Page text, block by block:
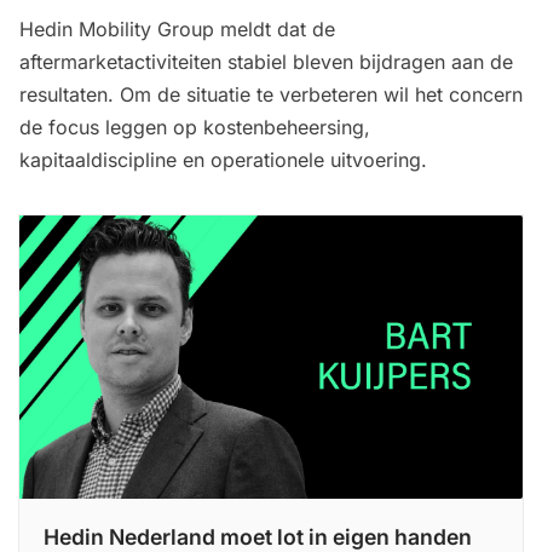
Hedin Mobility Group meldt dat de
aftermarketactiviteiten stabiel bleven bijdragen aan de
resultaten. Om de situatie te verbeteren wil het concern
de focus leggen op kostenbeheersing,
kapitaaldiscipline en operationele uitvoering.
Hedin Nederland moet lot in eigen handen